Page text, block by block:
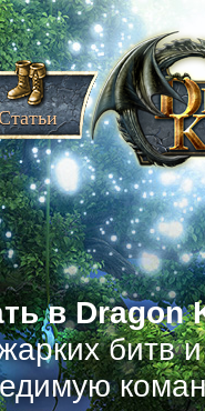
в Dragon
битв